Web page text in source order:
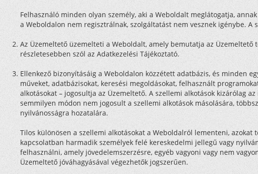
Felhasználó minden olyan személy, aki a Weboldalt meglátogatja,
a Weboldalon nem regisztrálnak, szolgáltatást nem vesznek igénybe.
Az Üzemeltető üzemelteti a Weboldalt, amely bemutatja az
részletesebben szól az Adatkezelési Tájékoztató.
Ellenkező bizonyításáig a Weboldalon közzétett adatbázis, és minden
műveket, adatbázisokat, keresési megoldásokat, felhasznált
alkotásokat – jogosultja az Üzemeltető. A szellemi alkotások kizárólag
semmilyen módon nem jogosult a szellemi alkotások másolására,
nyilvánosságra hozatalára.
Tilos különösen a szellemi alkotásokat a Weboldalról lementeni,
kapcsolatban harmadik személyek felé kereskedelmi jellegű vagy
felhasználni, amely jövedelemszerzésre, egyéb vagyoni vagy nem
Üzemeltető jóváhagyásával végezhetők jogszerűen.